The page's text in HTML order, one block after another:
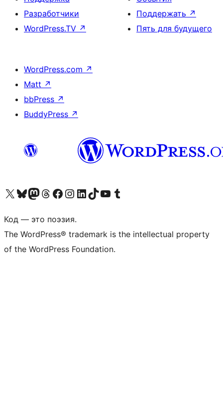
Разработчики
WordPress.TV ↗
Поддержать ↗
Пять для будущего
WordPress.com ↗
Matt ↗
bbPress ↗
BuddyPress ↗
Посетите нас в X (ранее Twitter)
Посетите нашу учётную запись в Bluesky
Посетите нашу ленту в Mastodon
Посетите нашу учётную запись в Threads
Посетите нашу страницу на Facebook
Посетите наш Instagram
Посетите нашу страницу в LinkedIn
Посетите нашу учётную запись в TikTok
Посетите наш канал YouTube
Посетите нашу учётную запись в Tumblr
Код — это поэзия.
The WordPress® trademark is the intellectual property
of the WordPress Foundation.